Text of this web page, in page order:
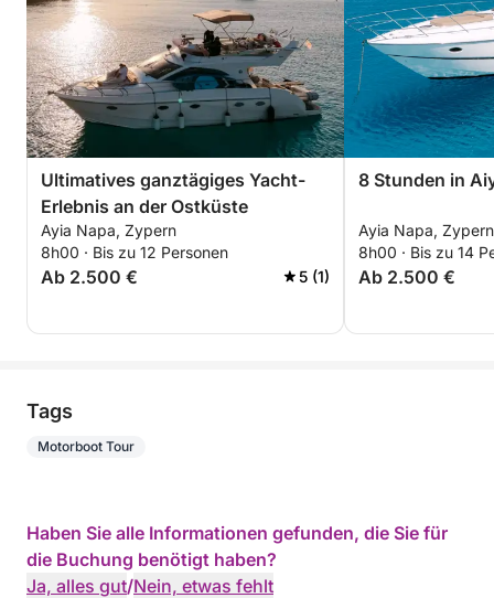
Ultimatives ganztägiges Yacht-
Erlebnis an der Ostküste
Ayia Napa, Zypern
8h00 · Bis zu 12 Personen
Ab 2.500 € 5 (1)
8 Stunden in
Ayia Napa, Zypern
8h00 · Bis zu 14
Ab 2.500 €
Tags
Motorboot Tour
Haben Sie alle Informationen gefunden, die Sie für
die Buchung benötigt haben?
Ja, alles gut/Nein, etwas fehlt